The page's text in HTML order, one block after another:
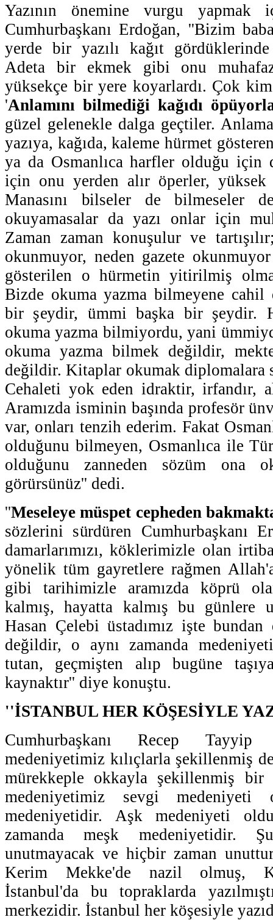
Yazının önemine vurgu yapmak
Cumhurbaşkanı Erdoğan, ''Bizim
yerde bir yazılı kağıt
Adeta bir ekmek gibi onu
yüksekçe bir yere koyarlardı. Çok
'Anlamını bilmediği kağıdı
güzel gelenekle dalga geçtiler.
yazıya, kağıda, kaleme hürmet
ya da Osmanlıca harfler olduğu için
için onu yerden alır öperler,
Manasını bilseler de bilmeseler
okuyamasalar da yazı onlar için
Zaman zaman konuşulur ve
okunmuyor, neden gazete
gösterilen o hürmetin yitirilmiş
Bizde okuma yazma bilmeyene cahil
bir şeydir, ümmi başka bir şeydir.
okuma yazma bilmiyordu, yani
okuma yazma bilmek değildir,
değildir. Kitaplar okumak diplomalara
Cehaleti yok eden idraktir, irfandır,
Aramızda isminin başında profesör
var, onları tenzih ederim. Fakat
olduğunu bilmeyen, Osmanlıca ile
olduğunu zanneden sözüm ona
görürsünüz'' dedi.
''Meseleye müspet cepheden
sözlerini sürdüren Cumhurbaşkanı
damarlarımızı, köklerimizle olan
yönelik tüm gayretlere rağmen
gibi tarihimizle aramızda köprü
kalmış, hayatta kalmış bu günlere
Hasan Çelebi üstadımız işte bundan
değildir, o aynı zamanda
tutan, geçmişten alıp bugüne
kaynaktır'' diye konuştu.
''İSTANBUL HER KÖŞESİYLE
Cumhurbaşkanı Recep
medeniyetimiz kılıçlarla şekillenmiş
mürekkeple okkayla şekillenmiş bir
medeniyetimiz sevgi
medeniyetidir. Aşk medeniyeti
zamanda meşk medeniyetidir.
unutmayacak ve hiçbir zaman
Kerim Mekke'de nazil olmuş,
İstanbul'da bu topraklarda
merkezidir. İstanbul her köşesiyle